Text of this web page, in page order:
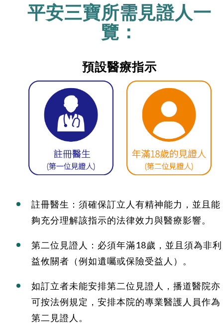
平安三寶所需見證人一
覽：
預設醫療指示
註冊醫生：須確保訂立人有精神能力，並且能
夠充分理解該指示的法律效力與醫療影響。
第二位見證人：必須年滿18歲，並且須為非利
益攸關者（例如遺囑或保險受益人）。
如訂立者未能安排第二位見證人，播道醫院亦
可按法例規定，安排本院的專業醫護人員作為
第二見證人。